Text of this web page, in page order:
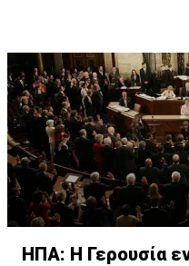
ΗΠΑ: Η Γερουσία